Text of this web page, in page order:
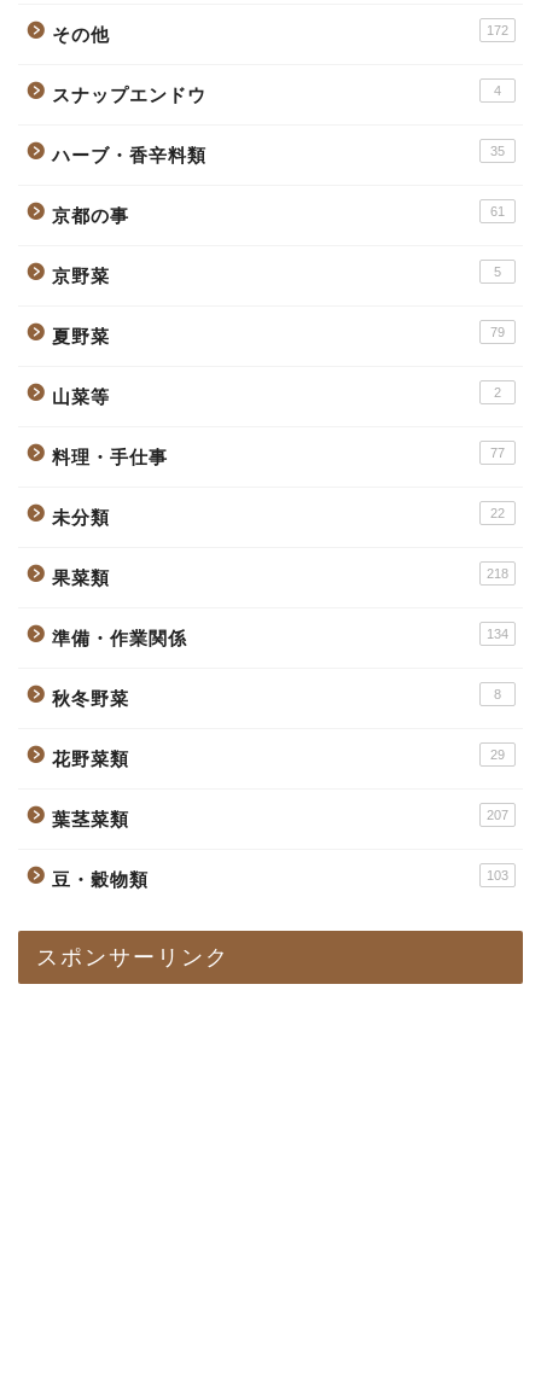
その他 172
スナップエンドウ 4
ハーブ・香辛料類 35
京都の事 61
京野菜 5
夏野菜 79
山菜等 2
料理・手仕事 77
未分類 22
果菜類 218
準備・作業関係 134
秋冬野菜 8
花野菜類 29
葉茎菜類 207
豆・穀物類 103
スポンサーリンク